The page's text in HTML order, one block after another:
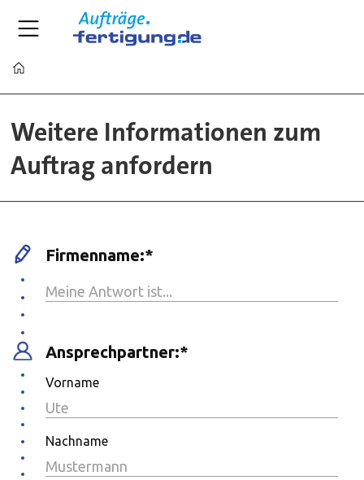
Kontaktformular
für
Aufträge
Weitere Informationen zum
Auftrag anfordern